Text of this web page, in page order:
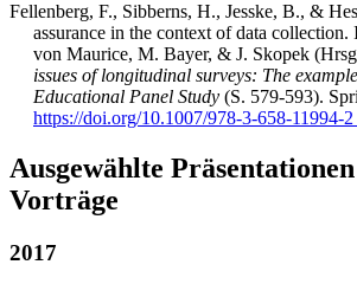
Fellenberg, F., Sibberns, H., Jesske, B., &
assurance in the context of data collection.
von Maurice, M. Bayer, & J. Skopek
issues of longitudinal surveys: The
Educational Panel Study (S. 579-593).
https://doi.org/10.1007/978-3-658-11994-
Ausgewählte
Vorträge
2017